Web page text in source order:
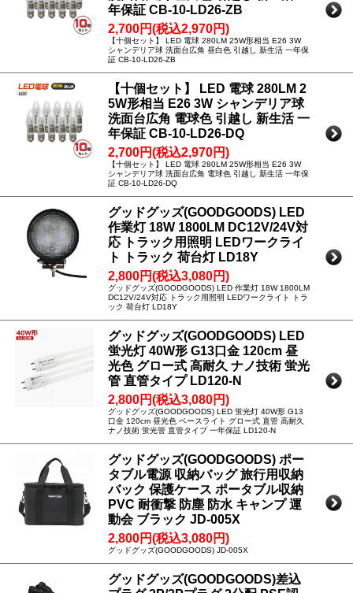
年保証 CB-10-LD26-ZB
2,700円(税込2,970円)
【十個セット】 LED 電球 280LM 25W形相当 E26 3W
シャンデリア球 洗面台広角 昼白色 引越し 新生活 一年保
証 CB-10-LD26-ZB
【十個セット】 LED 電球 280LM 2
5W形相当 E26 3W シャンデリア球
洗面台広角 電球色 引越し 新生活 一
年保証 CB-10-LD26-DQ
2,700円(税込2,970円)
【十個セット】 LED 電球 280LM 25W形相当 E26 3W
シャンデリア球 洗面台広角 電球色 引越し 新生活 一年保
証 CB-10-LD26-DQ
グッドグッズ(GOODGOODS) LED
作業灯 18W 1800LM DC12V/24V対
応 トラック用照明 LEDワークライ
ト トラック 荷台灯 LD18Y
2,800円(税込3,080円)
グッドグッズ(GOODGOODS) LED 作業灯 18W 1800LM
DC12V/24V対応 トラック用照明 LEDワークライト トラ
ック 荷台灯 LD18Y
グッドグッズ(GOODGOODS) LED
蛍光灯 40W形 G13口金 120cm 昼
光色 グロー式 高耐久 ナノ技術 蛍光
管 直管タイプ LD120-N
2,800円(税込3,080円)
グッドグッズ(GOODGOODS) LED 蛍光灯 40W形 G13
口金 120cm 昼光色 ベースライト グロー式 直管 高耐久
ナノ技術 蛍光管 直管タイプ 一年保証 LD120-N
グッドグッズ(GOODGOODS) ポー
タブル電源 収納バッグ 旅行用収納
バック 保護ケース ポータブル収納
PVC 耐衝撃 防塵 防水 キャンプ 運
動会 ブラック JD-005X
2,800円(税込3,080円)
グッドグッズ(GOODGOODS) JD-005X
グッドグッズ(GOODGOODS)差込